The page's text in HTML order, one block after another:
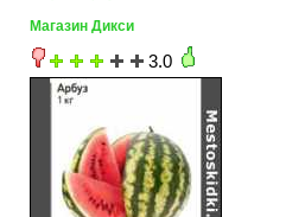
Магазин Дикси
3.0